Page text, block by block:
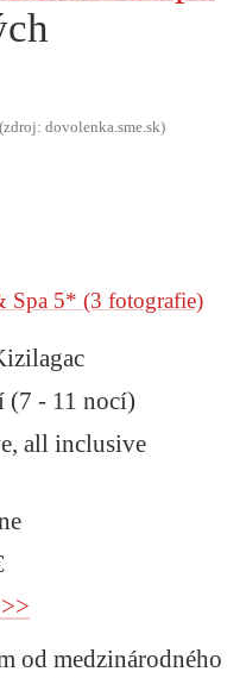
dovolenka.sme.sk)
Spa 5* (3 fotografie)
(7 - 11 nocí)
all inclusive
od medzinárodného